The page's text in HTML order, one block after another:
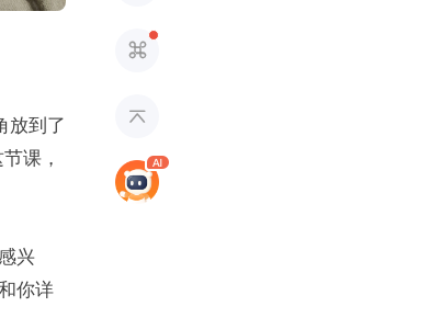
放到了
课，
兴
你详

